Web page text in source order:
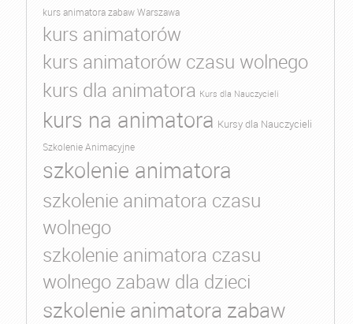
kurs animatora zabaw Warszawa
kurs animatorów
kurs animatorów czasu wolnego
kurs dla animatora Kurs dla Nauczycieli
kurs na animatora Kursy dla Nauczycieli
Szkolenie Animacyjne
szkolenie animatora
szkolenie animatora czasu
wolnego
szkolenie animatora czasu
wolnego zabaw dla dzieci
szkolenie animatora zabaw